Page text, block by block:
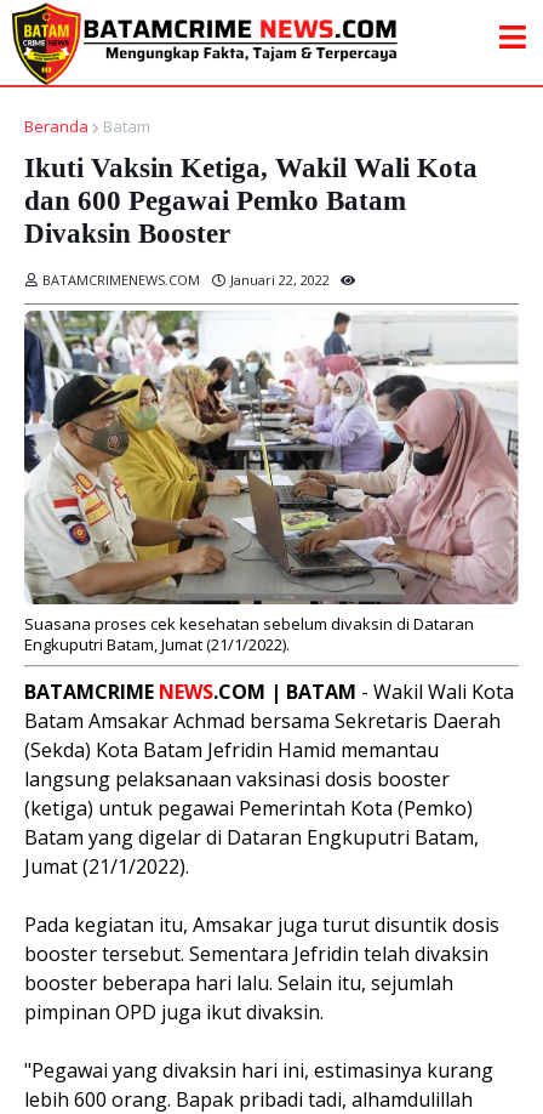
Beranda Batam
Ikuti Vaksin Ketiga, Wakil Wali Kota
dan 600 Pegawai Pemko Batam
Divaksin Booster
BATAMCRIMENEWS.COM Januari 22, 2022
Suasana proses cek kesehatan sebelum divaksin di Dataran
Engkuputri Batam, Jumat (21/1/2022).
BATAMCRIME NEWS.COM | BATAM - Wakil Wali Kota
Batam Amsakar Achmad bersama Sekretaris Daerah
(Sekda) Kota Batam Jefridin Hamid memantau
langsung pelaksanaan vaksinasi dosis booster
(ketiga) untuk pegawai Pemerintah Kota (Pemko)
Batam yang digelar di Dataran Engkuputri Batam,
Jumat (21/1/2022).
Pada kegiatan itu, Amsakar juga turut disuntik dosis
booster tersebut. Sementara Jefridin telah divaksin
booster beberapa hari lalu. Selain itu, sejumlah
pimpinan OPD juga ikut divaksin.
"Pegawai yang divaksin hari ini, estimasinya kurang
lebih 600 orang. Bapak pribadi tadi, alhamdulillah